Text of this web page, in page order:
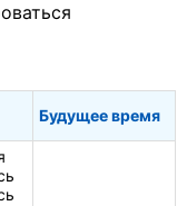
Будущее время